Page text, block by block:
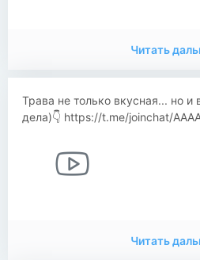
Читать
Трава не только вкусная... но и
дела)👇 https://t.me/joinchat/
Читать